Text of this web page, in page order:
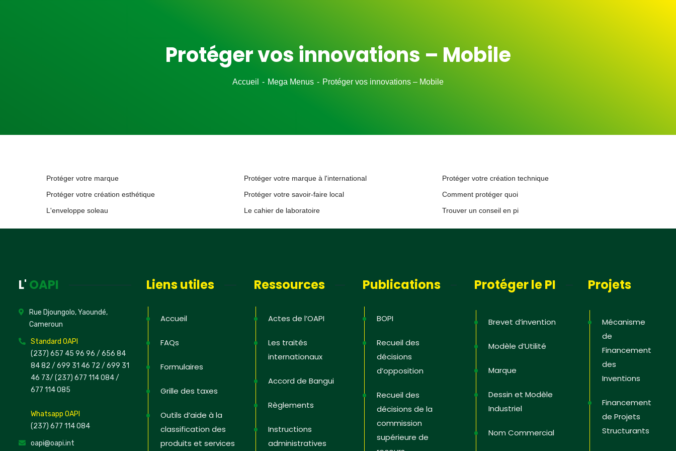
Protéger vos innovations – Mobile
Accueil Mega Menus Protéger vos innovations – Mobile
Protéger votre marque
Protéger votre création esthétique
L'enveloppe soleau
Protéger votre marque à l'international
Protéger votre savoir-faire local
Le cahier de laboratoire
Protéger votre création technique
Comment protéger quoi
Trouver un conseil en pi
L' OAPI
Rue Djoungolo, Yaoundé,
Cameroun
Standard OAPI
(237) 657 45 96 96 / 656 84
84 82 / 699 31 46 72 / 699 31
46 73/ (237) 677 114 084 /
677 114 085
Whatsapp OAPI
(237) 677 114 084
oapi@oapi.int
Liens utiles
Accueil
FAQs
Formulaires
Grille des taxes
Outils d’aide à la
classification des
produits et services
Ressources
Actes de l’OAPI
Les traités
internationaux
Accord de Bangui
Règlements
Instructions
administratives
Publications
BOPI
Recueil des
décisions
d’opposition
Recueil des
décisions de la
commission
supérieure de
Protéger le PI
Brevet d’invention
Modèle d’Utilité
Marque
Dessin et Modèle
Industriel
Nom Commercial
Projets
Mécanisme
de
Financement
des
Inventions
Financement
de Projets
Structurants
informations ; les offres de formation ; l’actualité de